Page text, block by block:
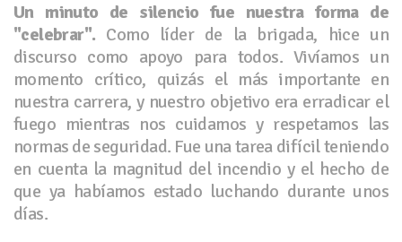
Un minuto de silencio fue nuestra forma de
"celebrar". Como líder de la brigada, hice un
discurso como apoyo para todos. Vivíamos un
momento crítico, quizás el más importante en
nuestra carrera, y nuestro objetivo era erradicar el
fuego mientras nos cuidamos y respetamos las
normas de seguridad. Fue una tarea difícil teniendo
en cuenta la magnitud del incendio y el hecho de
que ya habíamos estado luchando durante unos
días.